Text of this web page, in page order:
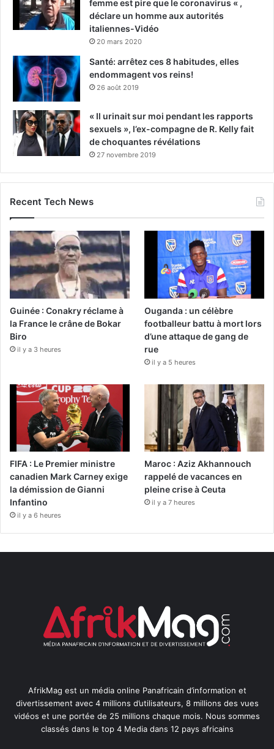
femme est pire que le coronavirus « ,
déclare un homme aux autorités
italiennes-Vidéo
20 mars 2020
Santé: arrêtez ces 8 habitudes, elles
endommagent vos reins!
26 août 2019
« Il urinait sur moi pendant les rapports
sexuels », l’ex-compagne de R. Kelly fait
de choquantes révélations
27 novembre 2019
Recent Tech News
Guinée : Conakry réclame à
la France le crâne de Bokar
Biro
il y a 3 heures
Ouganda : un célèbre
footballeur battu à mort lors
d’une attaque de gang de
rue
il y a 5 heures
FIFA : Le Premier ministre
canadien Mark Carney exige
la démission de Gianni
Infantino
il y a 6 heures
Maroc : Aziz Akhannouch
rappelé de vacances en
pleine crise à Ceuta
il y a 7 heures
AfrikMag est un média online Panafricain d’information et
divertissement avec 4 millions d’utilisateurs, 8 millions des vues
vidéos et une portée de 25 millions chaque mois. Nous sommes
classés dans le top 4 Media dans 12 pays africains